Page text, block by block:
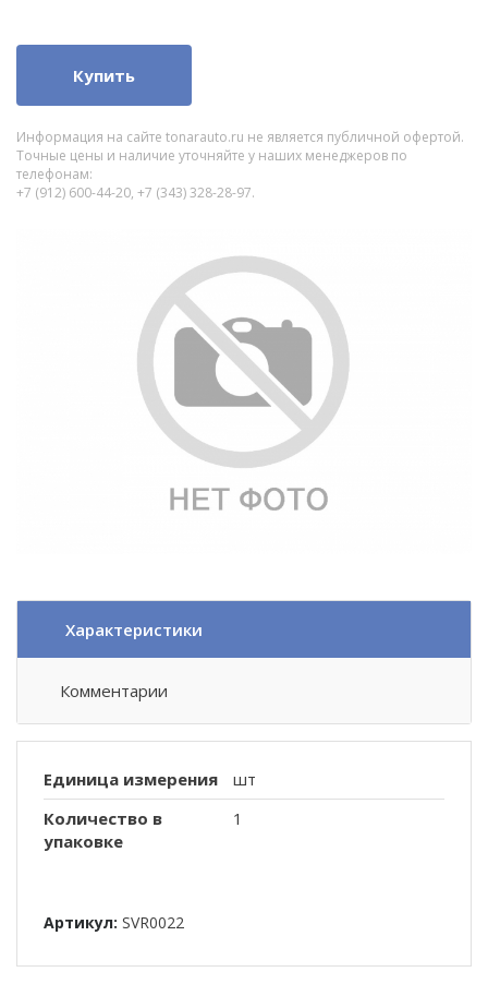
Купить
Информация на сайте tonarauto.ru не является публичной офертой.
Точные цены и наличие уточняйте у наших менеджеров по
телефонам:
+7 (912) 600-44-20, +7 (343) 328-28-97.
Характеристики
Комментарии
Единица измерения
шт
Количество в
упаковке
1
Артикул: SVR0022